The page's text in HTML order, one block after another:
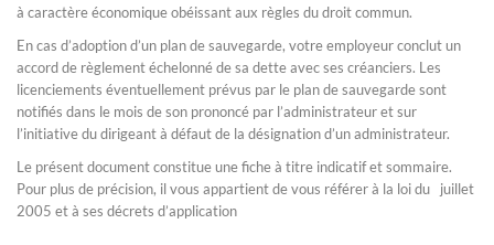
à caractère économique obéissant aux règles du droit commun.
En cas d’adoption d’un plan de sauvegarde, votre employeur conclut un
accord de règlement échelonné de sa dette avec ses créanciers. Les
licenciements éventuellement prévus par le plan de sauvegarde sont
notifiés dans le mois de son prononcé par l’administrateur et sur
l’initiative du dirigeant à défaut de la désignation d’un administrateur.
Le présent document constitue une fiche à titre indicatif et sommaire.
Pour plus de précision, il vous appartient de vous référer à la loi du juillet
2005 et à ses décrets d’application